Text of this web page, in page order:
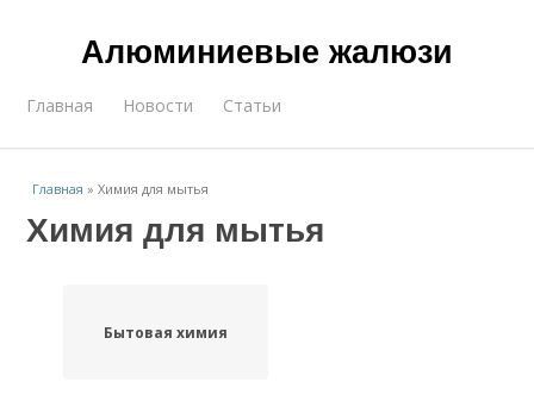
Алюминиевые жалюзи
Главная Новости Статьи
Главная »Химия для мытья
Химия для мытья
Бытовая химия